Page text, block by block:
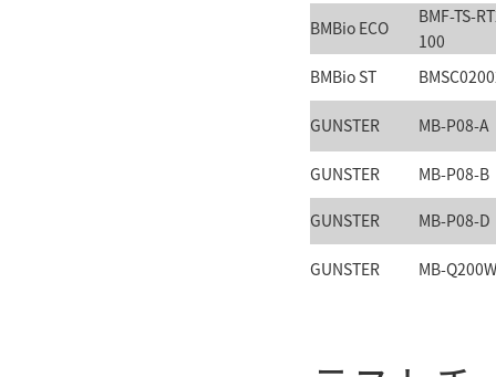
BMBio ECO
BMF-TS-
100
BMBio ST
GUNSTER MB-P08-A
GUNSTER MB-P08-B
GUNSTER MB-P08-D
GUNSTER MB-Q200W